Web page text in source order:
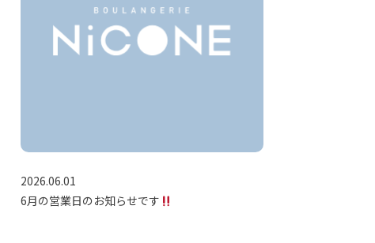
2026.06.01
6月の営業日のお知らせです